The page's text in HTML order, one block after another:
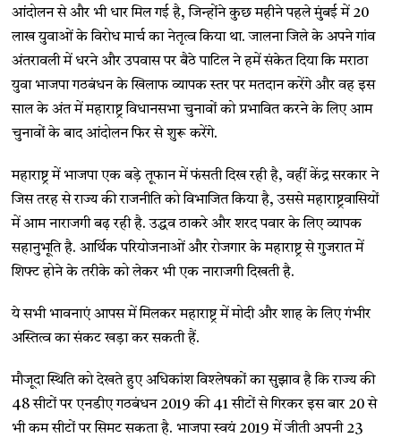
आंदोलन से और भी धार मिल गई है, जिन्होंने कुछ महीने पहले मुंबई में 20
लाख युवाओं के विरोध मार्च का नेतृत्व किया था. जालना जिले के अपने गांव
अंतरावली में धरने और उपवास पर बैठे पाटिल ने हमें संकेत दिया कि मराठा
युवा भाजपा गठबंधन के खिलाफ व्यापक स्तर पर मतदान करेंगे और वह इस
साल के अंत में महाराष्ट्र विधानसभा चुनावों को प्रभावित करने के लिए आम
चुनावों के बाद आंदोलन फिर से शुरू करेंगे.
महाराष्ट्र में भाजपा एक बड़े तूफान में फंसती दिख रही है, वहीं केंद्र सरकार ने
जिस तरह से राज्य की राजनीति को विभाजित किया है, उससे महाराष्ट्रवासियों
में आम नाराजगी बढ़ रही है. उद्धव ठाकरे और शरद पवार के लिए व्यापक
सहानुभूति है. आर्थिक परियोजनाओं और रोजगार के महाराष्ट्र से गुजरात में
शिफ्ट होने के तरीके को लेकर भी एक नाराजगी दिखती है.
ये सभी भावनाएं आपस में मिलकर महाराष्ट्र में मोदी और शाह के लिए गंभीर
अस्तित्व का संकट खड़ा कर सकती हैं.
मौजूदा स्थिति को देखते हुए अधिकांश विश्लेषकों का सुझाव है कि राज्य की
48 सीटों पर एनडीए गठबंधन 2019 की 41 सीटों से गिरकर इस बार 20 से
भी कम सीटों पर सिमट सकता है. भाजपा स्वयं 2019 में जीती अपनी 23